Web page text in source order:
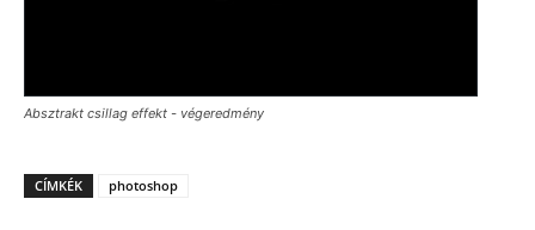
Absztrakt csillag effekt - végeredmény
CÍMKÉK photoshop